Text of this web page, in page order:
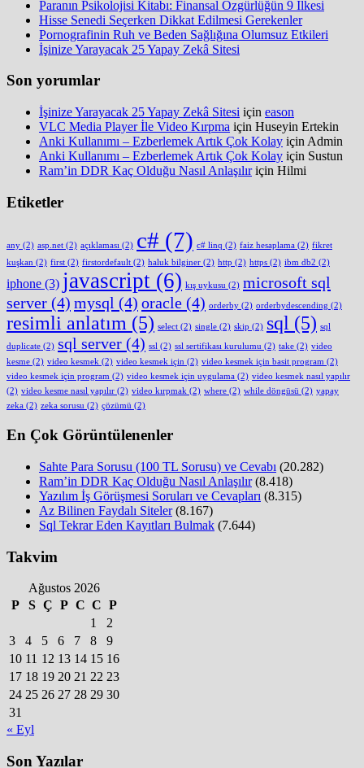
Paranın Psikolojisi Kitabı: Finansal Özgürlüğün 9 İlkesi
Hisse Senedi Seçerken Dikkat Edilmesi Gerekenler
Pornografinin Ruh ve Beden Sağlığına Olumsuz Etkileri
İşinize Yarayacak 25 Yapay Zekâ Sitesi
Son yorumlar
İşinize Yarayacak 25 Yapay Zekâ Sitesi için eason
VLC Media Player İle Video Kırpma için Huseyin Ertekin
Anki Kullanımı – Ezberlemek Artık Çok Kolay için Admin
Anki Kullanımı – Ezberlemek Artık Çok Kolay için Sustun
Ram’in DDR Kaç Olduğu Nasıl Anlaşılıriçin Hilmi
Etiketler
any (2) asp.net (2) açıklaması (2) c# (7) c# linq (2) faiz hesaplama (2) fikret
kuşkan (2) first (2) firstordefault (2) haluk bilginer (2) http (2) https (2) ibm db2 (2)
iphone (3) javascript (6) kış uykusu (2) microsoft sql
server (4) mysql (4) oracle (4) orderby (2) orderbydescending (2)
resimli anlatım (5) select (2) single (2) skip (2) sql (5) sql
duplicate (2) sql server (4) ssl (2) ssl sertifikası kurulumu (2) take (2) video
kesme (2) video kesmek (2) video kesmek için (2) video kesmek için basit program (2)
video kesmek için program (2) video kesmek için uygulama (2) video kesmek nasıl yapılır
(2) video kesme nasıl yapılır (2) video kırpmak (2) where (2) while döngüsü (2) yapay
zeka (2) zeka sorusu (2) çözümü (2)
En Çok Görüntülenenler
Sahte Para Sorusu (100 TL Sorusu) ve Cevabı (20.282)
Ram’in DDR Kaç Olduğu Nasıl Anlaşılır (8.418)
Yazılım İş Görüşmesi Soruları ve Cevapları (8.315)
Az Bilinen Faydalı Siteler (8.167)
Sql Tekrar Eden Kayıtları Bulmak (7.644)
Takvim
Ağustos 2026
P
S Ç P C C P
1
2
3
4 5 6 7 8
9
10 11 12 13 14 15 16
17 18 19 20 21 22 23
24 25 26 27 28 29 30
31
« Eyl
Son Yazılar